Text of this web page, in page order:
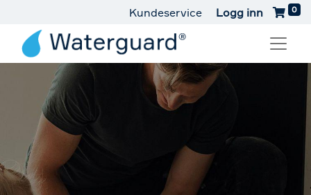
Kundeservice Logg inn 0